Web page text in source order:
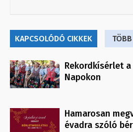
KAPCSOLÓDÓ CIKKEK
Rekordkísérlet
Napokon
Hamarosan
évadra szóló